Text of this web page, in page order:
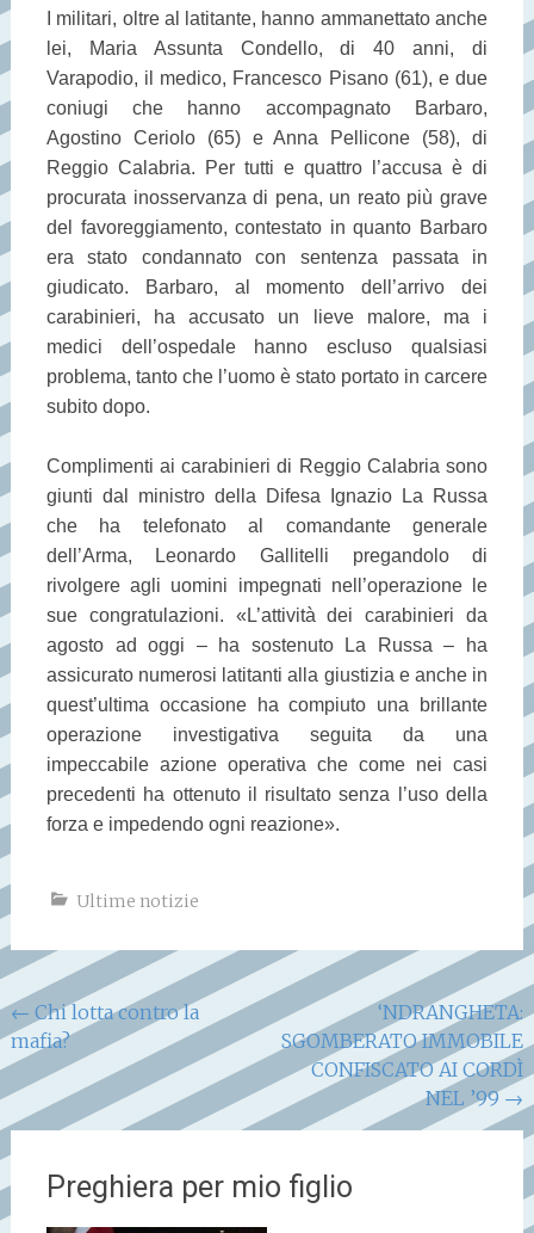
I militari, oltre al latitante, hanno ammanettato anche
lei, Maria Assunta Condello, di 40 anni, di
Varapodio, il medico, Francesco Pisano (61), e due
coniugi che hanno accompagnato Barbaro,
Agostino Ceriolo (65) e Anna Pellicone (58), di
Reggio Calabria. Per tutti e quattro l’accusa è di
procurata inosservanza di pena, un reato più grave
del favoreggiamento, contestato in quanto Barbaro
era stato condannato con sentenza passata in
giudicato. Barbaro, al momento dell’arrivo dei
carabinieri, ha accusato un lieve malore, ma i
medici dell’ospedale hanno escluso qualsiasi
problema, tanto che l’uomo è stato portato in carcere
subito dopo.
Complimenti ai carabinieri di Reggio Calabria sono
giunti dal ministro della Difesa Ignazio La Russa
che ha telefonato al comandante generale
dell’Arma, Leonardo Gallitelli pregandolo di
rivolgere agli uomini impegnati nell’operazione le
sue congratulazioni. «L’attività dei carabinieri da
agosto ad oggi – ha sostenuto La Russa – ha
assicurato numerosi latitanti alla giustizia e anche in
quest’ultima occasione ha compiuto una brillante
operazione investigativa seguita da una
impeccabile azione operativa che come nei casi
precedenti ha ottenuto il risultato senza l’uso della
forza e impedendo ogni reazione».
Ultime notizie
Navigazione
articoli
← Chi lotta contro la
mafia?
‘NDRANGHETA:
SGOMBERATO IMMOBILE
CONFISCATO AI CORDÌ
NEL ’99 →
Preghiera per mio figlio